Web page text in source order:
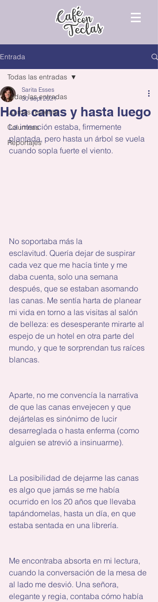
Entrada
Todas las entradas
Lo más reciente
Columnas
Reportajes
Todas las entradas
Hola canas y hasta luego
Sarita Esses
30 sept 2021
La intención estaba, firmemente
plantada, pero hasta un árbol se vuela
cuando sopla fuerte el viento.
No soportaba más la
esclavitud. Quería dejar de suspirar
cada vez que me hacía tinte y me
daba cuenta, solo una semana
después, que se estaban asomando
las canas. Me sentía harta de planear
mi vida en torno a las visitas al salón
de belleza: es desesperante mirarte al
espejo de un hotel en otra parte del
mundo, y que te sorprendan tus raíces
blancas.
Aparte, no me convencía la narrativa
de que las canas envejecen y que
dejártelas es sinónimo de lucir
desarreglada o hasta enferma (como
alguien se atrevió a insinuarme).
La posibilidad de dejarme las canas
es algo que jamás se me había
ocurrido en los 20 años que llevaba
tapándomelas, hasta un día, en que
estaba sentada en una librería.
Me encontraba absorta en mi lectura,
cuando la conversación de la mesa de
al lado me desvió. Una señora,
elegante y regia, contaba cómo había